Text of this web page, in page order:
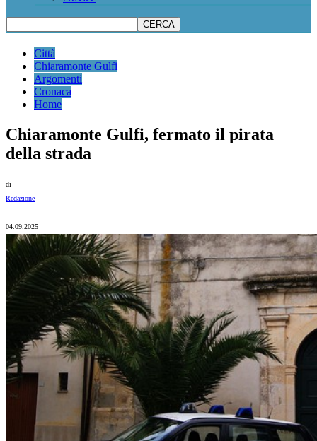
Città
Chiaramonte Gulfi
Argomenti
Cronaca
Home
Chiaramonte Gulfi, fermato il pirata
della strada
di
Redazione
-
04.09.2025